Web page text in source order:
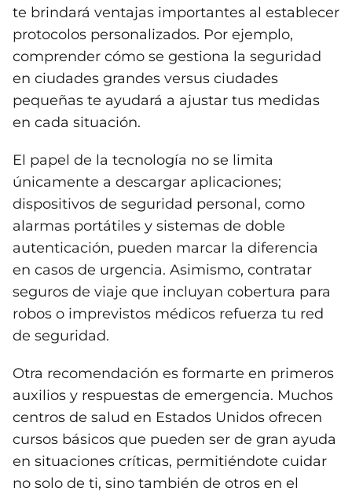
te brindará ventajas importantes al establecer
protocolos personalizados. Por ejemplo,
comprender cómo se gestiona la seguridad
en ciudades grandes versus ciudades
pequeñas te ayudará a ajustar tus medidas
en cada situación.
El papel de la tecnología no se limita
únicamente a descargar aplicaciones;
dispositivos de seguridad personal, como
alarmas portátiles y sistemas de doble
autenticación, pueden marcar la diferencia
en casos de urgencia. Asimismo, contratar
seguros de viaje que incluyan cobertura para
robos o imprevistos médicos refuerza tu red
de seguridad.
Otra recomendación es formarte en primeros
auxilios y respuestas de emergencia. Muchos
centros de salud en Estados Unidos ofrecen
cursos básicos que pueden ser de gran ayuda
en situaciones críticas, permitiéndote cuidar
no solo de ti, sino también de otros en el